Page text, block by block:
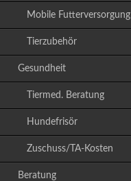
Mobile Futterversorgung
Tierzubehör
Gesundheit
Tiermed. Beratung
Hundefrisör
Zuschuss/TA-Kosten
Beratung